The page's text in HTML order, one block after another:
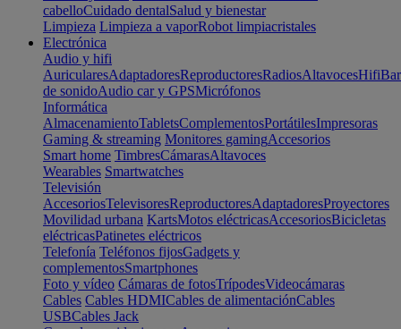
cabelloCuidado dentalSalud y bienestar
Limpieza Limpieza a vaporRobot limpiacristales
Electrónica
Audio y hifi
AuricularesAdaptadoresReproductoresRadiosAltavocesHifi
de sonidoAudio car y GPSMicrófonos
Informática
AlmacenamientoTabletsComplementosPortátilesImpresoras
Gaming & streaming Monitores gamingAccesorios
Smart home TimbresCámarasAltavoces
Wearables Smartwatches
Televisión
AccesoriosTelevisoresReproductoresAdaptadoresProyectores
Movilidad urbana KartsMotos eléctricasAccesoriosBicicletas
eléctricasPatinetes eléctricos
Telefonía Teléfonos fijosGadgets y
complementosSmartphones
Foto y vídeo Cámaras de fotosTrípodesVideocámaras
Cables Cables HDMICables de alimentaciónCables
USBCables Jack